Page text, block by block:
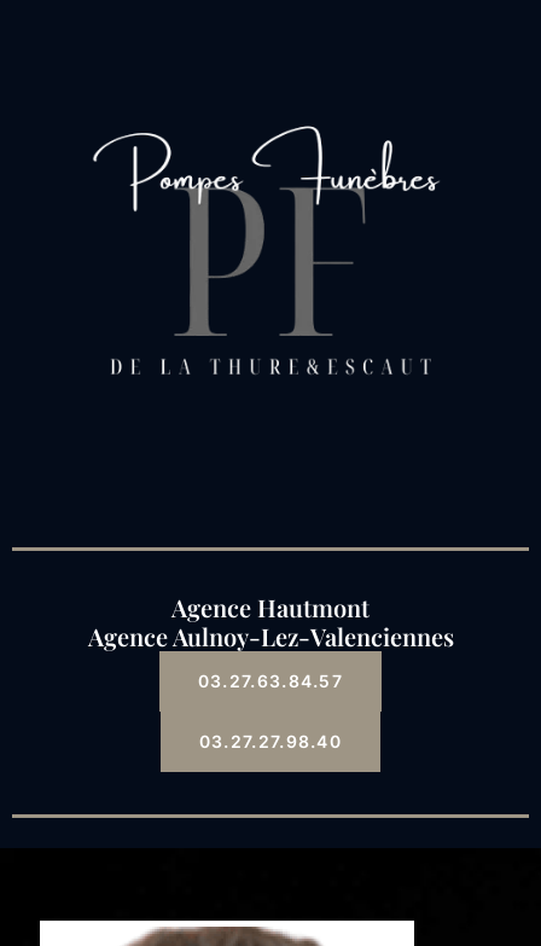
Agence Hautmont
Agence Aulnoy-Lez-Valenciennes
03.27.63.84.57
03.27.27.98.40